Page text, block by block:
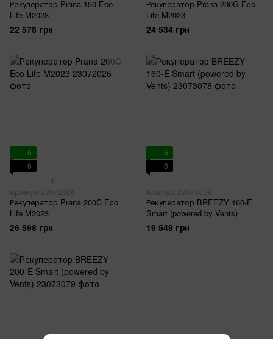
Рекуператор Prana 150 Eco
Life M2023
22 578 грн
Рекуператор Prana 200G Eco
Life M2023
24 534 грн
6
6
1
Артикул: 23072026
Рекуператор Prana 200C Eco
Life M2023
26 598 грн
6
6
Артикул: 23073078
Рекуператор BREEZY 160-E
Smart (powered by Vents)
19 549 грн